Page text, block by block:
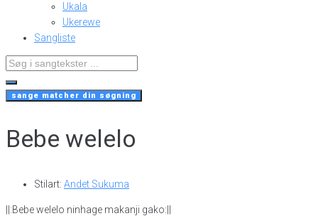
Ukala
Ukerewe
Sangliste
Search
...
sange matcher din søgning
Bebe welelo
Stilart: Andet Sukuma
||:Bebe welelo ninhage makanji gako:||